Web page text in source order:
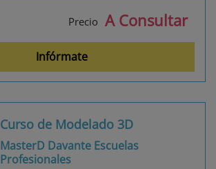
Precio A Consultar
Infórmate
Curso de Modelado 3D
MasterD Davante Escuelas
Profesionales